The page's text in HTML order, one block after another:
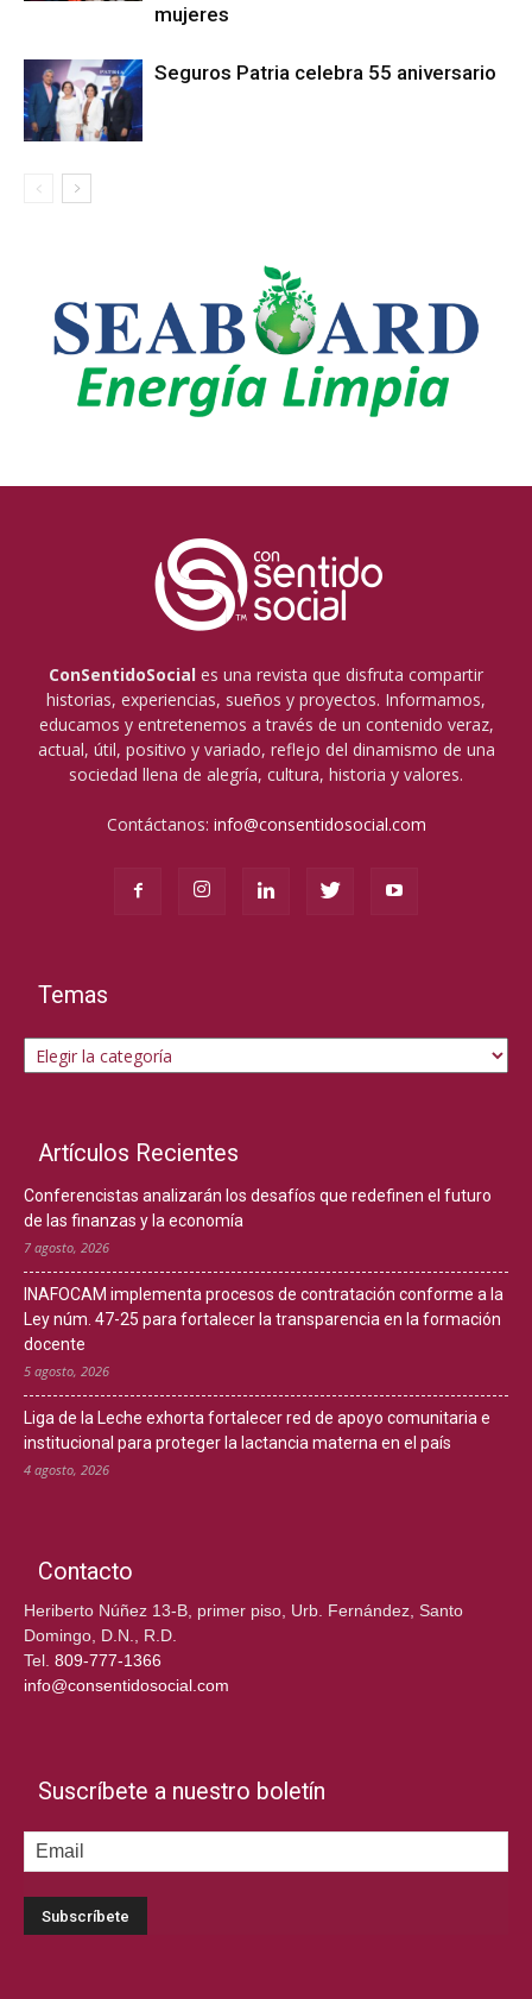
mujeres
Seguros Patria celebra 55 aniversario
ConSentidoSocial es una revista que disfruta compartir
historias, experiencias, sueños y proyectos. Informamos,
educamos y entretenemos a través de un contenido veraz,
actual, útil, positivo y variado, reflejo del dinamismo de una
sociedad llena de alegría, cultura, historia y valores.
Contáctanos: info@consentidosocial.com
Temas
Temas
Artículos Recientes
Conferencistas analizarán los desafíos que redefinen el futuro
de las finanzas y la economía
7 agosto, 2026
INAFOCAM implementa procesos de contratación conforme a la
Ley núm. 47-25 para fortalecer la transparencia en la formación
docente
5 agosto, 2026
Liga de la Leche exhorta fortalecer red de apoyo comunitaria e
institucional para proteger la lactancia materna en el país
4 agosto, 2026
Contacto
Heriberto Núñez 13-B, primer piso, Urb. Fernández, Santo
Domingo, D.N., R.D.
Tel. 809-777-1366
info@consentidosocial.com
Suscríbete a nuestro boletín